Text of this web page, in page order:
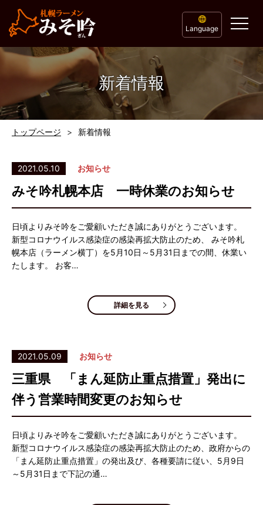
Language
新着情報
トップページ 新着情報
2021.05.10 お知らせ
みそ吟札幌本店 一時休業のお知らせ
日頃よりみそ吟をご愛顧いただき誠にありがとうございます。
新型コロナウイルス感染症の感染再拡大防止のため、 みそ吟札
幌本店（ラーメン横丁）を5月10日～5月31日までの間、休業い
たします。 お客…
詳細を見る
2021.05.09 お知らせ
三重県 「まん延防止重点措置」発出に
伴う営業時間変更のお知らせ
日頃よりみそ吟をご愛顧いただき誠にありがとうございます。
新型コロナウイルス感染症の感染再拡大防止のため、政府からの
「まん延防止重点措置」の発出及び、各種要請に従い、5月9日
～5月31日まで下記の通…